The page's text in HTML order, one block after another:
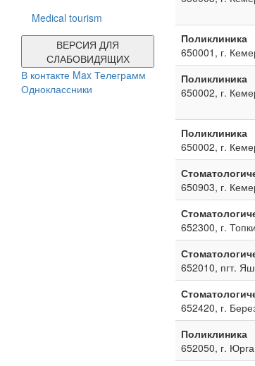
Medical tourism
ВЕРСИЯ ДЛЯ
СЛАБОВИДЯЩИХ
В контакте Max Телеграмм
Одноклассники
Поликлиника
650001, г.
Поликлиника
650002, г.
Поликлиника
650002, г.
650903, г.
652300, г.
652010, пгт.
652420, г.
Поликлиника
652050, г.